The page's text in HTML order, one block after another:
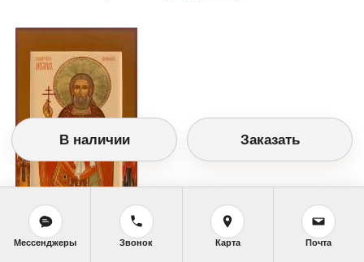
В наличии Заказать
Мессенджеры Звонок Карта Почта